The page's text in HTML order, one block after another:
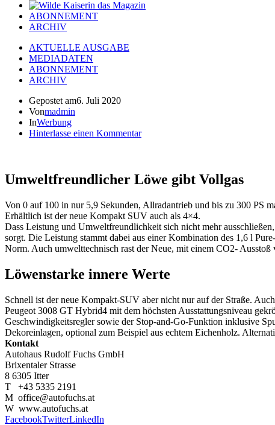
ABONNEMENT
ARCHIV
AKTUELLE AUSGABE
MEDIADATEN
ABONNEMENT
ARCHIV
Gepostet am6. Juli 2020
Vonmadmin
InWerbung
Hinterlasse einen Kommentar
Umweltfreundlicher Löwe gibt Vollgas
Von 0 auf 100 in nur 5,9 Sekunden, Allradantrieb und bis zu 300 PS
Erhältlich ist der neue Kompakt SUV auch als 4×4.
Dass Leistung und Umweltfreundlichkeit sich nicht mehr
sorgt. Die Leistung stammt dabei aus einer Kombination des 1,6 l
Norm. Auch umwelttechnisch rast der Neue, mit einem CO2-
Löwenstarke innere Werte
Schnell ist der neue Kompakt-SUV aber nicht nur auf der Straße.
Peugeot 3008 GT Hybrid4 mit dem höchsten Ausstattungsniveau
Geschwindigkeitsregler sowie der Stop-and-Go-Funktion inklusive
Dekoreinlagen, optional zum Beispiel aus echtem Eichenholz.
Kontakt
Autohaus Rudolf Fuchs GmbH
Brixentaler Strasse
8 6305 Itter
T +43 5335 2191
M office@autofuchs.at
W www.autofuchs.at
FacebookTwitterLinkedIn